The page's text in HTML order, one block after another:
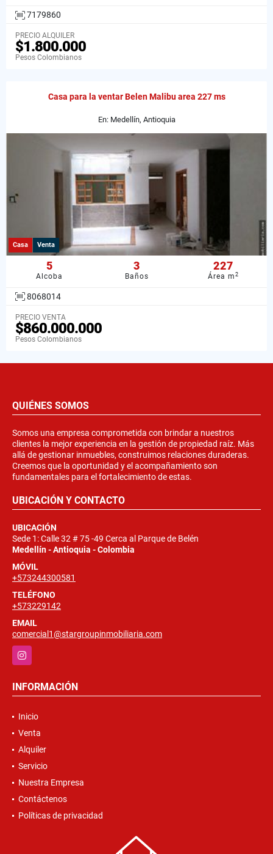
7179860
PRECIO ALQUILER
$1.800.000
Pesos Colombianos
Casa para la ventar Belen Malibu area 227 ms
En: Medellín, Antioquia
Casa Venta
5
Alcoba
3
Baños
227
Área m2
8068014
PRECIO VENTA
$860.000.000
Pesos Colombianos
QUIÉNES SOMOS
Somos una empresa comprometida con brindar a nuestros
clientes la mejor experiencia en la gestión de propiedad raíz. Más
allá de gestionar inmuebles, construimos relaciones duraderas.
Creemos que la oportunidad y el acompañamiento son
fundamentales para el fortalecimiento de estas.
UBICACIÓN Y CONTACTO
UBICACIÓN
Sede 1: Calle 32 # 75 -49 Cerca al Parque de Belén
Medellín - Antioquia - Colombia
MÓVIL
+573244300581
TELÉFONO
+573229142
EMAIL
comercial1@stargroupinmobiliaria.com
Instagram
INFORMACIÓN
Inicio
Venta
Alquiler
Servicio
Nuestra Empresa
Contáctenos
Políticas de privacidad